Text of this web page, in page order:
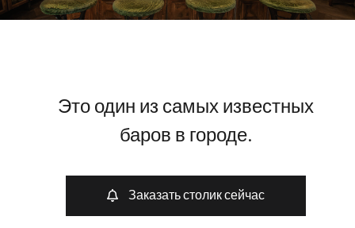
Это один из самых известных
баров в городе.
Заказать столик сейчас